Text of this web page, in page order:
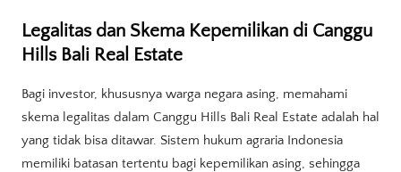
Legalitas dan Skema Kepemilikan di Canggu
Hills Bali Real Estate
Bagi investor, khususnya warga negara asing, memahami
skema legalitas dalam Canggu Hills Bali Real Estate adalah hal
yang tidak bisa ditawar. Sistem hukum agraria Indonesia
memiliki batasan tertentu bagi kepemilikan asing, sehingga